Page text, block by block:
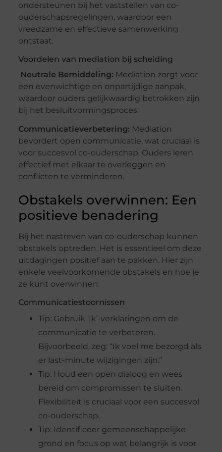
ondersteunen bij het vaststellen van co-
ouderschapsregelingen, waardoor een
vreedzame en effectieve samenwerking
ontstaat.
Voordelen van mediation bij scheiding
Neutrale Bemiddeling: Mediation zorgt voor
een evenwichtige en onpartijdige aanpak,
waardoor ouders gelijkwaardig betrokken zijn
bij het besluitvormingsproces.
Communicatieverbetering: Mediation
bevordert open communicatie, wat cruciaal is
voor succesvol co-ouderschap. Ouders leren
effectief met elkaar te overleggen en
conflicten te verminderen.
Obstakels overwinnen: Een
positieve benadering
Bij het nastreven van co-ouderschap kunnen
obstakels optreden. Het is essentieel om deze
uitdagingen positief aan te pakken. Hier zijn
enkele veelvoorkomende obstakels en hoe je
ze kunt overwinnen:
Communicatiestoornissen
Tip: Gebruik ‘Ik’-verklaringen om de
communicatie te verbeteren.
Bijvoorbeeld, zeg: “Ik voel me bezorgd als
er last-minute wijzigingen zijn.”
Tip: Houd een open dialoog en wees
bereid om compromissen te sluiten.
Flexibiliteit is cruciaal voor een succesvol
co-ouderschap.
Tip: Identificeer gemeenschappelijke
grond en focus op wat belangrijk is voor